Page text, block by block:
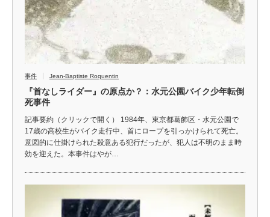
事件 Jean-Baptiste Roquentin
『首なしライダー』の原点か？：水元公園バイク少年転倒
死事件
記事要約（クリックで開く） 1984年、東京都葛飾区・水元公園で
17歳の高校生がバイク走行中、首にロープを引っかけられて死亡。
意図的に仕掛けられた殺意ある犯行だったが、犯人は不明のまま時
効を迎えた。本事件はやが…